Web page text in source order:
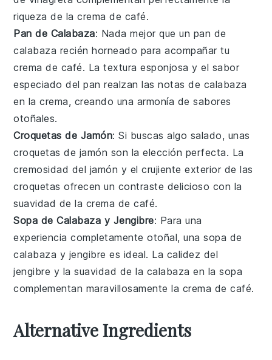
riqueza de lacrema de café.
Pan de Calabaza: Nada mejor que un pan de
calabaza recién horneado para acompañar tu
crema de café. La textura esponjosa y el sabor
especiado delpan realzan las notas de calabaza
en lacrema, creando una armonía de sabores
otoñales.
Croquetas de Jamón: Si buscas algo salado, unas
croquetas de jamón son la elección perfecta. La
cremosidad del jamón y el crujiente exterior de las
croquetas ofrecen un contraste delicioso con la
suavidad de la crema de café.
Sopa de Calabaza y Jengibre: Para una
experiencia completamente otoñal, unasopa de
calabaza y jengibre es ideal. La calidez del
jengibre y la suavidad de la calabaza en lasopa
complementan maravillosamente la crema de café.
Alternative Ingredients